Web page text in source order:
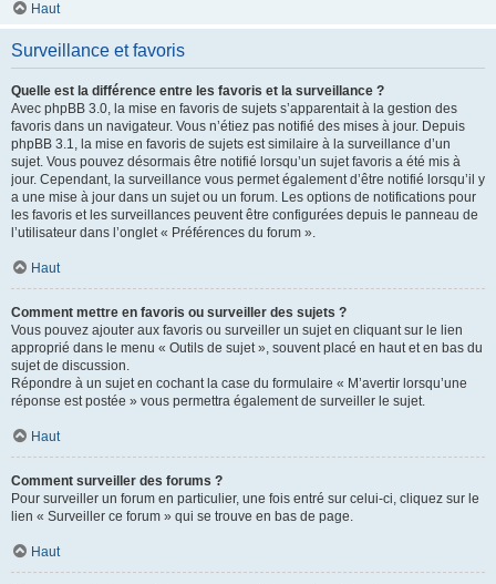
Haut
Surveillance et favoris
Quelle est la différence entre les favoris et la surveillance ?
Avec phpBB 3.0, la mise en favoris de sujets s’apparentait à la gestion des
favoris dans un navigateur. Vous n’étiez pas notifié des mises à jour. Depuis
phpBB 3.1, la mise en favoris de sujets est similaire à la surveillance d’un
sujet. Vous pouvez désormais être notifié lorsqu’un sujet favoris a été mis à
jour. Cependant, la surveillance vous permet également d’être notifié lorsqu’il y
a une mise à jour dans un sujet ou un forum. Les options de notifications pour
les favoris et les surveillances peuvent être configurées depuis le panneau de
l’utilisateur dans l’onglet « Préférences du forum ».
Haut
Comment mettre en favoris ou surveiller des sujets ?
Vous pouvez ajouter aux favoris ou surveiller un sujet en cliquant sur le lien
approprié dans le menu « Outils de sujet », souvent placé en haut et en bas du
sujet de discussion.
Répondre à un sujet en cochant la case du formulaire « M’avertir lorsqu’une
réponse est postée » vous permettra également de surveiller le sujet.
Haut
Comment surveiller des forums ?
Pour surveiller un forum en particulier, une fois entré sur celui-ci, cliquez sur le
lien « Surveiller ce forum » qui se trouve en bas de page.
Haut